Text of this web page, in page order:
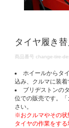
タイヤ履き
DETAILS
商品番号 change-tire-
ホイールからタ
込み、クルマに装着
ブリヂストンの
位での販売です。
さい。
※おクルマやその状
タイヤの作業をす